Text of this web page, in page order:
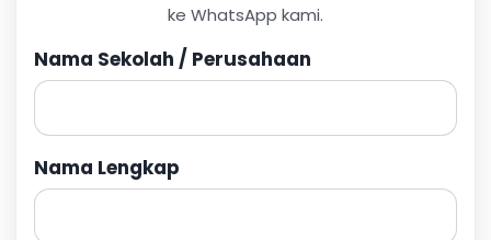
ke WhatsApp kami.
Nama Sekolah / Perusahaan
Nama Lengkap